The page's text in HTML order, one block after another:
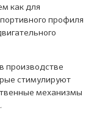
как для
профиля
производстве
стимулируют
механизмы